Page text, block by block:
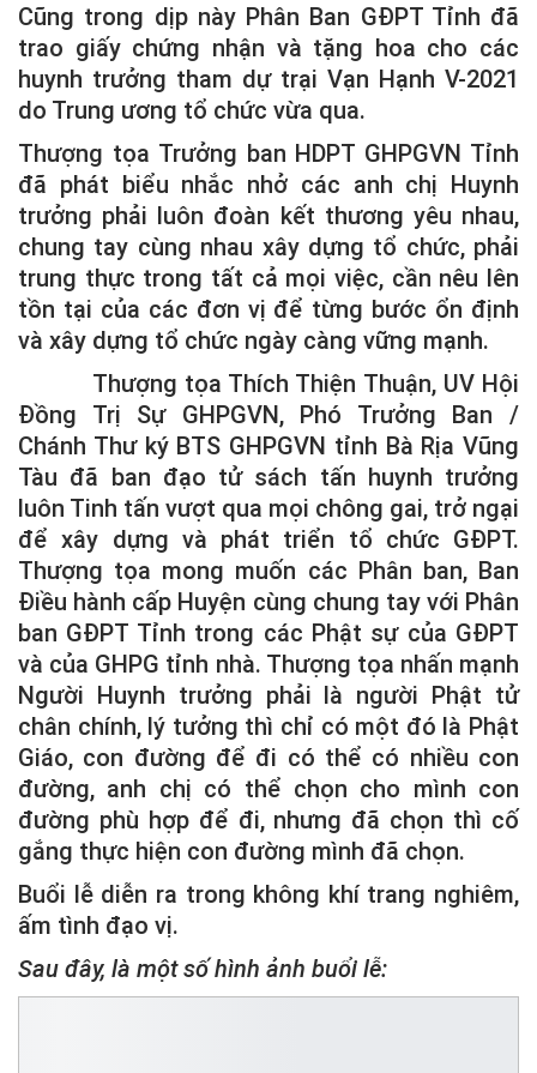
Cũng trong dịp này Phân Ban GĐPT Tỉnh đã
trao giấy chứng nhận và tặng hoa cho các
huynh trưởng tham dự trại Vạn Hạnh V-2021
do Trung ương tổ chức vừa qua.
Thượng tọa Trưởng ban HDPT GHPGVN Tỉnh
đã phát biểu nhắc nhở các anh chị Huynh
trưởng phải luôn đoàn kết thương yêu nhau,
chung tay cùng nhau xây dựng tổ chức, phải
trung thực trong tất cả mọi việc, cần nêu lên
tồn tại của các đơn vị để từng bước ổn định
và xây dựng tổ chức ngày càng vững mạnh.
Thượng tọa Thích Thiện Thuận, UV Hội
Đồng Trị Sự GHPGVN, Phó Trưởng Ban /
Chánh Thư ký BTS GHPGVN tỉnh Bà Rịa Vũng
Tàu đã ban đạo tử sách tấn huynh trưởng
luôn Tinh tấn vượt qua mọi chông gai, trở ngại
để xây dựng và phát triển tổ chức GĐPT.
Thượng tọa mong muốn các Phân ban, Ban
Điều hành cấp Huyện cùng chung tay với Phân
ban GĐPT Tỉnh trong các Phật sự của GĐPT
và của GHPG tỉnh nhà. Thượng tọa nhấn mạnh
Người Huynh trưởng phải là người Phật tử
chân chính, lý tưởng thì chỉ có một đó là Phật
Giáo, con đường để đi có thể có nhiều con
đường, anh chị có thể chọn cho mình con
đường phù hợp để đi, nhưng đã chọn thì cố
gắng thực hiện con đường mình đã chọn.
Buổi lễ diễn ra trong không khí trang nghiêm,
ấm tình đạo vị.
Sau đây, là một số hình ảnh buổi lễ: